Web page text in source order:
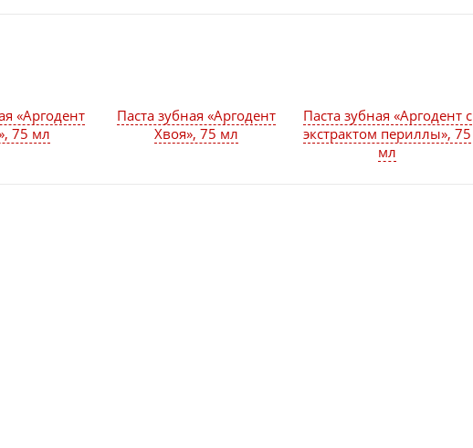
«Аргодент
75 мл
Паста зубная «Аргодент
Хвоя», 75 мл
Паста зубная «Аргодент с
экстрактом периллы», 75
мл